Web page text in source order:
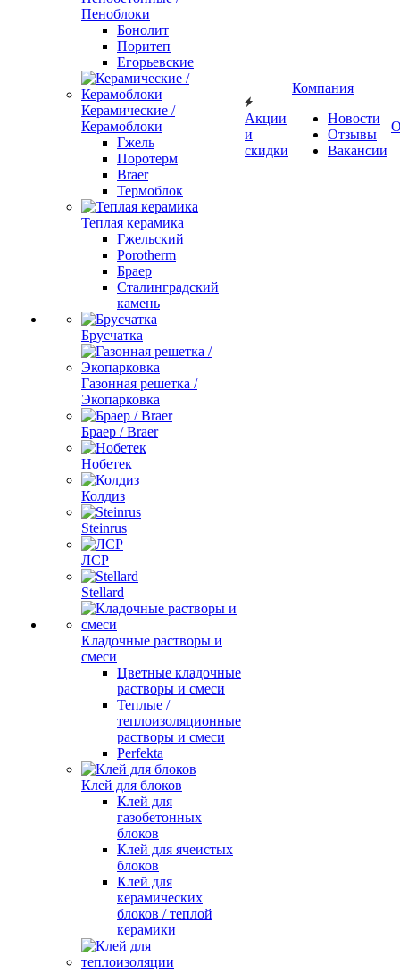
Пеноблоки
Бонолит
Поритеп
Егорьевские
Керамические /
Керамоблоки
Гжель
Поротерм
Braer
Термоблок
Теплая керамика
Гжельский
Porotherm
Браер
Сталинградский
камень
Брусчатка
Газонная решетка /
Экопарковка
Браер / Braer
Нобетек
Колдиз
Steinrus
ЛСР
Stellard
Кладочные растворы и
смеси
Цветные кладочные
растворы и смеси
Теплые /
теплоизоляционные
растворы и смеси
Perfekta
Клей для блоков
Клей для
газобетонных
блоков
Клей для ячеистых
блоков
Клей для
керамических
блоков / теплой
керамики
Акции
и
скидки
Компания
Новости
Отзывы
Вакансии